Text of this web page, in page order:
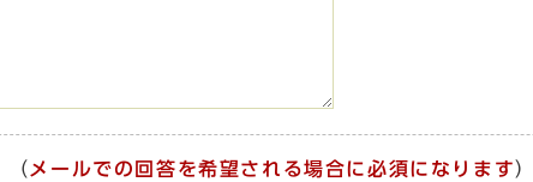
（ メールでの回答を希望される場合に必須になります）